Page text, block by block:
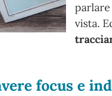
vista.
focus e